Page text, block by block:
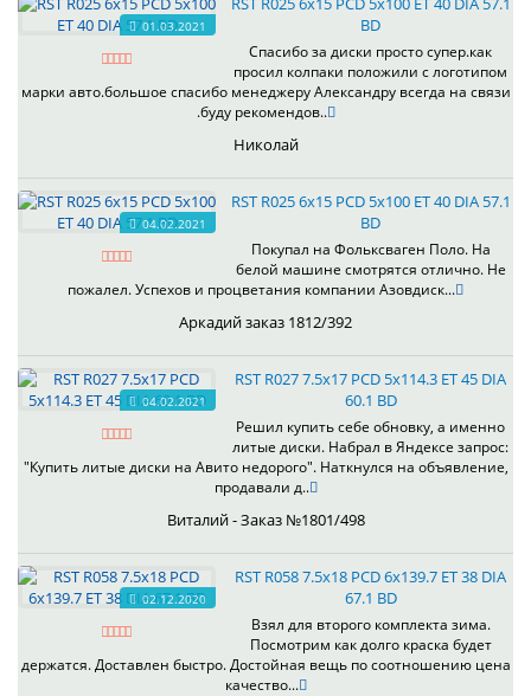
01.03.2021
BD
Спасибо за диски просто супер.как
просил колпаки положили с логотипом
марки авто.большое спасибо менеджеру Александру всегда на связи
.буду рекомендов..
Николай
04.02.2021
RST R025 6x15 PCD 5x100 ET 40 DIA 57.1
BD
Покупал на Фольксваген Поло. На
белой машине смотрятся отлично. Не
пожалел. Успехов и процветания компании Азовдиск...
Аркадий заказ 1812/392
04.02.2021
RST R027 7.5x17 PCD 5x114.3 ET 45 DIA
60.1 BD
Решил купить себе обновку, а именно
литые диски. Набрал в Яндексе запрос:
"Купить литые диски на Авито недорого". Наткнулся на объявление,
продавали д..
Виталий - Заказ №1801/498
02.12.2020
RST R058 7.5x18 PCD 6x139.7 ET 38 DIA
67.1 BD
Взял для второго комплекта зима.
Посмотрим как долго краска будет
держатся. Доставлен быстро. Достойная вещь по соотношению цена
качество...